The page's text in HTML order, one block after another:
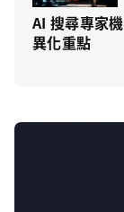
AI 搜尋專家
異化重點